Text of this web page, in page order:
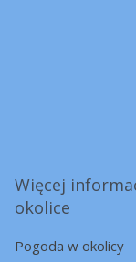
Więcej
okolice
Pogoda w okolicy